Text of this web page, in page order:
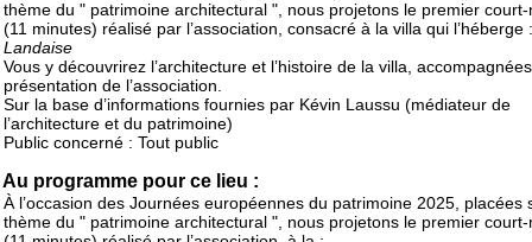
thème du " patrimoine architectural ", nous projetons le premier
(11 minutes) réalisé par l’association, consacré à la villa qui l’héberge
Landaise
Vous y découvrirez l’architecture et l’histoire de la villa, accompagnées
présentation de l’association.
Sur la base d’informations fournies par Kévin Laussu (médiateur de
l’architecture et du patrimoine)
Public concerné : Tout public
Au programme pour ce lieu :
À l’occasion des Journées européennes du patrimoine 2025, placées
thème du " patrimoine architectural ", nous projetons le premier